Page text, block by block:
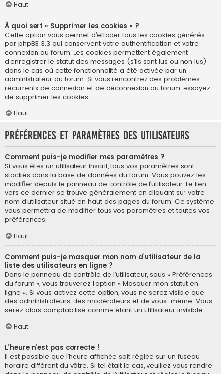
Haut
À quoi sert « Supprimer les cookies » ?
Cette option vous permet d’effacer tous les cookies générés
par phpBB 3.3 qui conservent votre authentification et votre
connexion au forum. Les cookies permettent également
d’enregistrer le statut des messages (s’ils sont lus ou non lus)
dans le cas où cette fonctionnalité a été activée par un
administrateur du forum. Si vous rencontrez des problèmes
récurrents de connexion et de déconnexion au forum, essayez
de supprimer les cookies.
Haut
Préférences et paramètres des utilisateurs
Comment puis-je modifier mes paramètres ?
Si vous êtes un utilisateur inscrit, tous vos paramètres sont
stockés dans la base de données du forum. Vous pouvez les
modifier depuis le panneau de contrôle de l’utilisateur. Le lien
vers ce dernier se trouve généralement en cliquant sur votre
nom d’utilisateur situé en haut des pages du forum. Ce système
vous permettra de modifier tous vos paramètres et toutes vos
préférences.
Haut
Comment puis-je masquer mon nom d’utilisateur de la
liste des utilisateurs en ligne ?
Dans le panneau de contrôle de l’utilisateur, sous « Préférences
du forum », vous trouverez l’option « Masquer mon statut en
ligne ». Si vous activez cette option, vous ne serez visible que
des administrateurs, des modérateurs et de vous-même. Vous
serez alors comptabilisé comme étant un utilisateur invisible.
Haut
L’heure n’est pas correcte !
Il est possible que l’heure affichée soit réglée sur un fuseau
horaire différent du vôtre. Si tel était le cas, veuillez vous rendre